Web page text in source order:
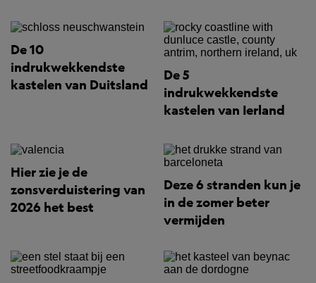
De 10
indrukwekkendste
kastelen van Duitsland
De 5
indrukwekkendste
kastelen van Ierland
Hier zie je de
zonsverduistering van
2026 het best
Deze 6 stranden kun je
in de zomer beter
vermijden